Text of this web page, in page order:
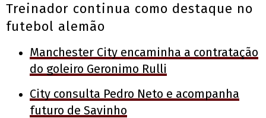
Treinador continua como destaque no
futebol alemão
Manchester City encaminha a contratação
do goleiro Geronimo Rulli
City consulta Pedro Neto e acompanha
futuro de Savinho